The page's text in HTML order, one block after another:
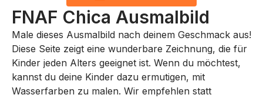
FNAF Chica Ausmalbild
Male dieses Ausmalbild nach deinem Geschmack aus!
Diese Seite zeigt eine wunderbare Zeichnung, die für
Kinder jeden Alters geeignet ist. Wenn du möchtest,
kannst du deine Kinder dazu ermutigen, mit
Wasserfarben zu malen. Wir empfehlen statt